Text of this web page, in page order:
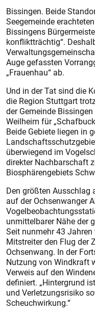
Bissingen. Beide
Seegemeinde
Bissingens
konfliktträchtig“.
Auge gefassten
„Frauenhau“ ab.
Und in der Tat sind die
die Region Stuttgart
der Gemeinde
Weilheim für
Beide Gebiete liegen in
überwiegend im
direkter Nachbarschaft
Biosphärengebiets
Den größten Ausschlag
auf der Ochsenwanger
unmittelbarer Nähe der
Seit nunmehr 43
Mitstreiter den Flug der
Ochsenwang. In der
Nutzung von Windkraft
Verweis auf den
definiert. „Hintergrund
und Verletzungsrisiko
Scheuchwirkung.“